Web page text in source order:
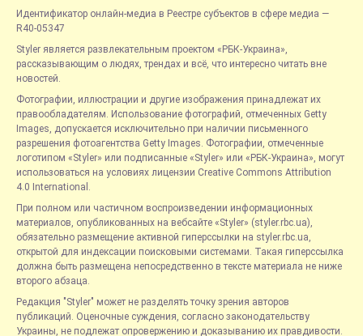
Идентификатор онлайн-медиа в Реестре субъектов в сфере медиа —
R40-05347
Styler является развлекательным проектом «РБК-Украина»,
рассказывающим о людях, трендах и всё, что интересно читать вне
новостей.
Фотографии, иллюстрации и другие изображения принадлежат их
правообладателям. Использование фотографий, отмеченных Getty
Images, допускается исключительно при наличии письменного
разрешения фотоагентства Getty Images. Фотографии, отмеченные
логотипом «Styler» или подписанные «Styler» или «РБК-Украина», могут
использоваться на условиях лицензии Creative Commons Attribution
4.0 International.
При полном или частичном воспроизведении информационных
материалов, опубликованных на вебсайте «Styler» (styler.rbc.ua),
обязательно размещение активной гиперссылки на styler.rbc.ua,
открытой для индексации поисковыми системами. Такая гиперссылка
должна быть размещена непосредственно в тексте материала не ниже
второго абзаца.
Редакция "Styler" может не разделять точку зрения авторов
публикаций. Оценочные суждения, согласно законодательству
Украины, не подлежат опровержению и доказыванию их правдивости.